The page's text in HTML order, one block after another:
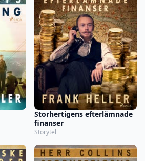
Storhertigens efterlämnade
finanser
Storytel